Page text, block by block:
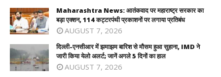
Maharashtra News: आतंकवाद पर महाराष्ट्र सरकार का
बड़ा एक्शन, 114 कट्टरपंथी प्रकाशनों पर लगाया प्रतिबंध
AUGUST 7, 2026
दिल्ली-एनसीआर में झमाझम बारिश से मौसम हुआ सुहाना, IMD ने
जारी किया येलो अलर्ट; जानें अगले 5 दिनों का हाल
AUGUST 7, 2026